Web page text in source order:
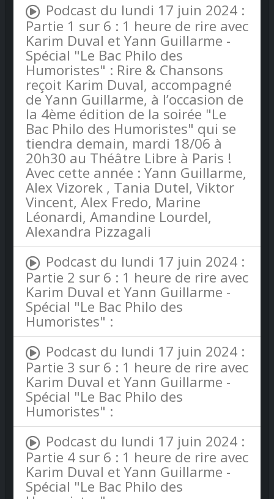
Podcast du lundi 17 juin 2024 :
Partie 1 sur 6 : 1 heure de rire avec
Karim Duval et Yann Guillarme -
Spécial "Le Bac Philo des
Humoristes" : Rire & Chansons
reçoit Karim Duval, accompagné
de Yann Guillarme, à l’occasion de
la 4ème édition de la soirée "Le
Bac Philo des Humoristes" qui se
tiendra demain, mardi 18/06 à
20h30 au Théâtre Libre à Paris !
Avec cette année : Yann Guillarme,
Alex Vizorek , Tania Dutel, Viktor
Vincent, Alex Fredo, Marine
Léonardi, Amandine Lourdel,
Alexandra Pizzagali
Podcast du lundi 17 juin 2024 :
Partie 2 sur 6 : 1 heure de rire avec
Karim Duval et Yann Guillarme -
Spécial "Le Bac Philo des
Humoristes" :
Podcast du lundi 17 juin 2024 :
Partie 3 sur 6 : 1 heure de rire avec
Karim Duval et Yann Guillarme -
Spécial "Le Bac Philo des
Humoristes" :
Podcast du lundi 17 juin 2024 :
Partie 4 sur 6 : 1 heure de rire avec
Karim Duval et Yann Guillarme -
Spécial "Le Bac Philo des